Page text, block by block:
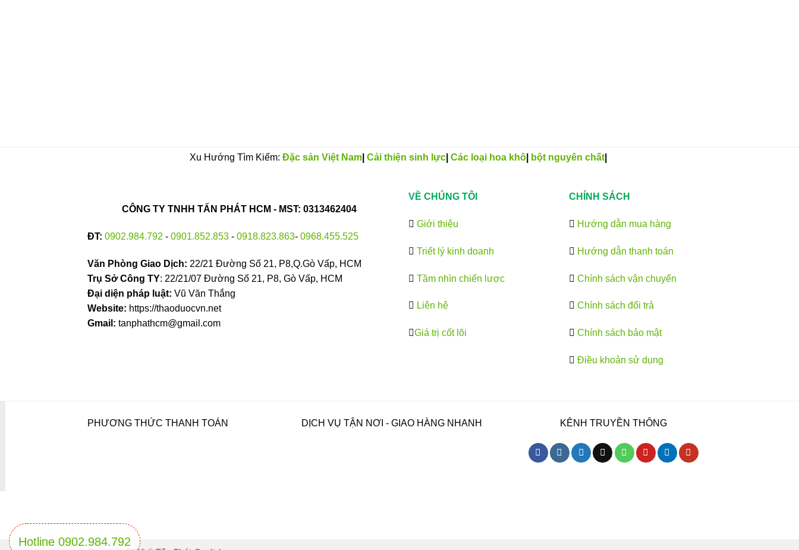
Xu Hướng Tìm Kiếm: Đặc sản Việt Nam Cải thiện sinh lực Các loại hoa khô bột nguyên chất
CÔNG TY TNHH TẤN PHÁT HCM - MST: 0313462404
ĐT: 0902.984.792 - 0901.852.853 - 0918.823.863- 0968.455.525
Văn Phòng Giao Dịch: 22/21 Đường Số 21, P8,Q.Gò Vấp, HCM
Trụ Sở Công TY: 22/21/07 Đường Số 21, P8, Gò Vấp, HCM
Đại diện pháp luật: Vũ Văn Thắng
Website: https://thaoduocvn.net
Gmail: tanphathcm@gmail.com
VỀ CHÚNG TÔI
Giới thiệu
Triết lý kinh doanh
Tầm nhìn chiến lược
Liên hệ
Giá trị cốt lõi
CHÍNH SÁCH
Hướng dẫn mua hàng
Hướng dẫn thanh toán
Chính sách vận chuyển
Chính sách đổi trả
Chính sách bảo mật
Điều khoản sử dụng
PHƯƠNG THỨC THANH TOÁN DỊCH VỤ TẬN NƠI - GIAO HÀNG NHANH KÊNH TRUYỀN THÔNG
Hotline 0902.984.792